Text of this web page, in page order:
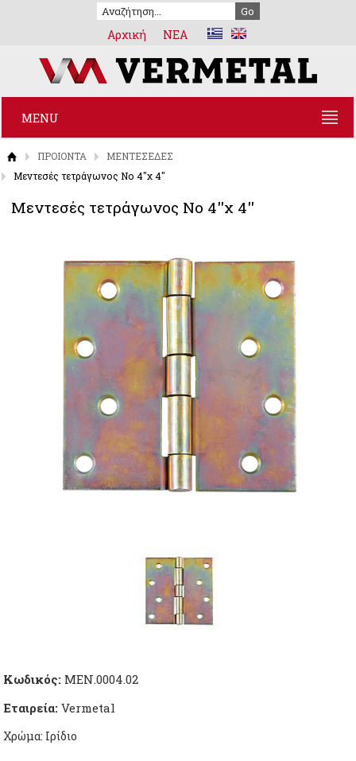
Αρχική NEA
MENU
ΠΡΟΙΟΝΤΑ
ΜΕΝΤΕΣΕΔΕΣ
Μεντεσές τετράγωνος Νο 4''χ 4''
Μεντεσές τετράγωνος Νο 4''χ 4''
Κωδικός: ΜΕΝ.0004.02
Εταιρεία: Vermetal
Χρώμα: Ιρίδιο